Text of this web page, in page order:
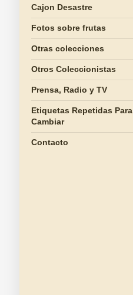
Cajon Desastre
Fotos sobre frutas
Otras colecciones
Otros Coleccionistas
Prensa, Radio y TV
Etiquetas Repetidas Para
Cambiar
Contacto